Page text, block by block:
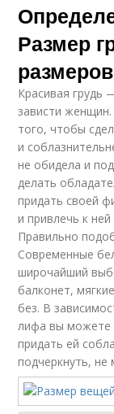
Размер
размеров
Красивая грудь
зависти
того, чтобы
и
не обидела и
делать
придать своей
и привлечь к
Правильно
Современные
широчайший
балконет,
без. В
лифа вы можете
придать ей
подчеркнуть, не